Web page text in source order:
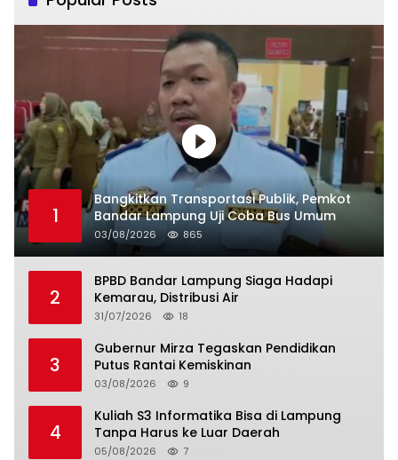
1
Bangkitkan Transportasi Publik, Pemkot
Bandar Lampung Uji Coba Bus Umum
03/08/2026 865
2
BPBD Bandar Lampung Siaga Hadapi
Kemarau, Distribusi Air
31/07/2026 18
3
Gubernur Mirza Tegaskan Pendidikan
Putus Rantai Kemiskinan
03/08/2026 9
4
Kuliah S3 Informatika Bisa di Lampung
Tanpa Harus ke Luar Daerah
05/08/2026 7